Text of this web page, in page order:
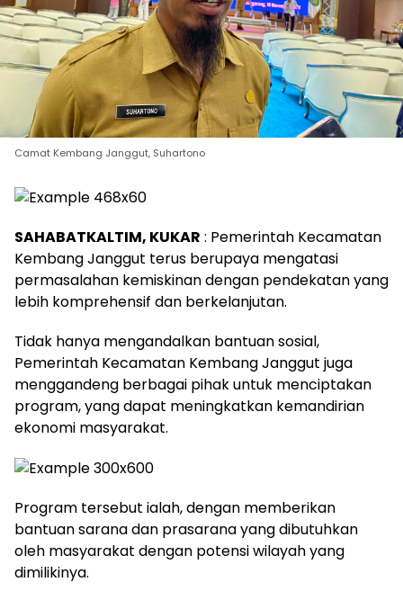
Camat Kembang Janggut, Suhartono
SAHABATKALTIM, KUKAR : Pemerintah Kecamatan
Kembang Janggut terus berupaya mengatasi
permasalahan kemiskinan dengan pendekatan yang
lebih komprehensif dan berkelanjutan.
Tidak hanya mengandalkan bantuan sosial,
Pemerintah Kecamatan Kembang Janggut juga
menggandeng berbagai pihak untuk menciptakan
program, yang dapat meningkatkan kemandirian
ekonomi masyarakat.
Program tersebut ialah, dengan memberikan
bantuan sarana dan prasarana yang dibutuhkan
oleh masyarakat dengan potensi wilayah yang
dimilikinya.